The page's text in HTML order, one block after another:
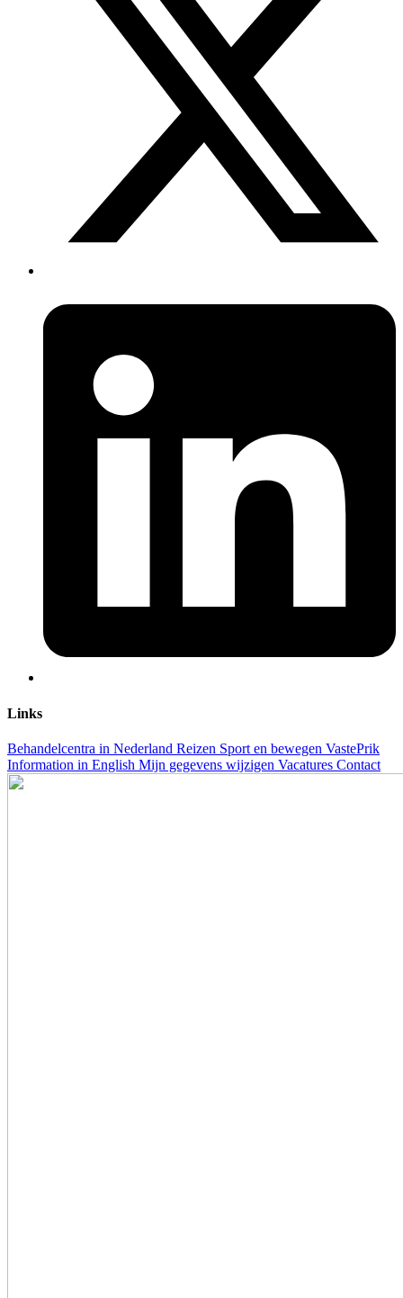
Links
Behandelcentra in Nederland Reizen Sport en bewegen VastePrik
Information in English Mijn gegevens wijzigen Vacatures Contact